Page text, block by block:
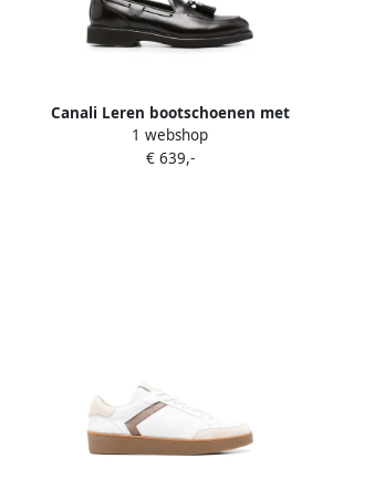
Canali Leren bootschoenen met
kwastje Bruin
1 webshop
€ 639,-